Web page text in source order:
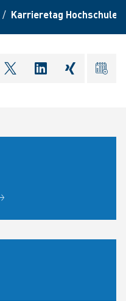
/ Karrieretag Hochschule
shareOntwitter ical